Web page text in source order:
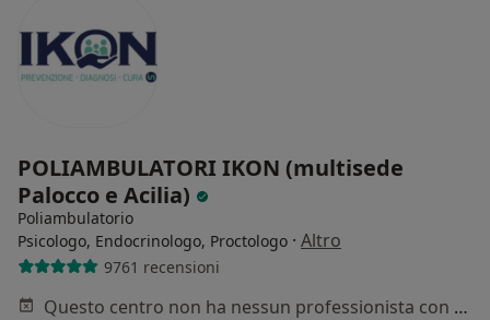
POLIAMBULATORI IKON (multisede
Palocco e Acilia)
Poliambulatorio
Psicologo, Endocrinologo, Proctologo · Altro
9761 recensioni
Questo centro non ha nessun professionista con date disponibili